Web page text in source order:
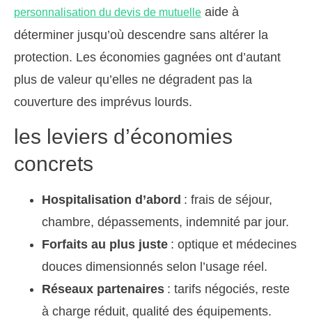
personnalisation du devis de mutuelle aide à
déterminer jusqu’où descendre sans altérer la
protection. Les économies gagnées ont d’autant
plus de valeur qu’elles ne dégradent pas la
couverture des imprévus lourds.
les leviers d’économies
concrets
Hospitalisation d’abord : frais de séjour,
chambre, dépassements, indemnité par jour.
Forfaits au plus juste : optique et médecines
douces dimensionnés selon l’usage réel.
Réseaux partenaires : tarifs négociés, reste
à charge réduit, qualité des équipements.